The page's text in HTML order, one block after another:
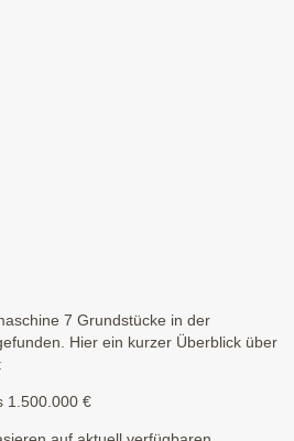
7 Grundstücke in der
Hier ein kurzer Überblick über
1.500.000 €